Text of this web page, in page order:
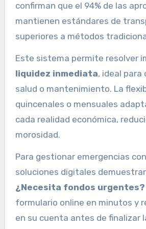
confirman que el 94% de las
mantienen estándares de
superiores a métodos
Este sistema permite resolver
liquidez inmediata, ideal para
salud o mantenimiento. La
quincenales o mensuales
cada realidad económica,
morosidad.
Para gestionar emergencias
soluciones digitales
¿Necesita fondos urgentes?
formulario online en minutos y
en su cuenta antes de finalizar